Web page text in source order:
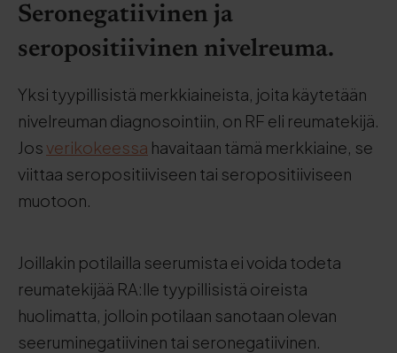
Seronegatiivinen ja
seropositiivinen nivelreuma.
Yksi tyypillisistä merkkiaineista, joita käytetään
nivelreuman diagnosointiin, on RF eli reumatekijä.
Jos verikokeessa havaitaan tämä merkkiaine, se
viittaa seropositiiviseen tai seropositiiviseen
muotoon.
Joillakin potilailla seerumista ei voida todeta
reumatekijää RA:lle tyypillisistä oireista
huolimatta, jolloin potilaan sanotaan olevan
seeruminegatiivinen tai seronegatiivinen.